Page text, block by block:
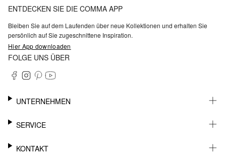
ENTDECKEN SIE DIE COMMA APP
Bleiben Sie auf dem Laufenden über neue Kollektionen und erhalten Sie
persönlich auf Sie zugeschnittene Inspiration.
Hier App downloaden
FOLGE UNS ÜBER
UNTERNEHMEN
KARRIERE
BARRIEREFREIHEIT
SERVICE
WHATSAPP
KONTAKT